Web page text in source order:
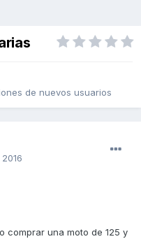
de nuevos usuarios
comprar una moto de 125 y